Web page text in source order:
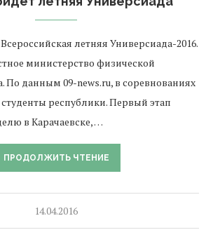
летняя Универсиада-2016.
министерство физической
По данным 09-news.ru, в соревнованиях
студенты республики. Первый этап
в Карачаевске, …
ПРОДОЛЖИТЬ ЧТЕНИЕ
14.04.2016